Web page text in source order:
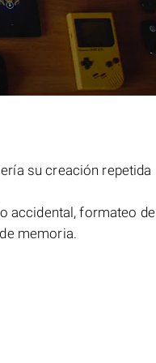
su creación repetida
accidental, formateo
memoria.